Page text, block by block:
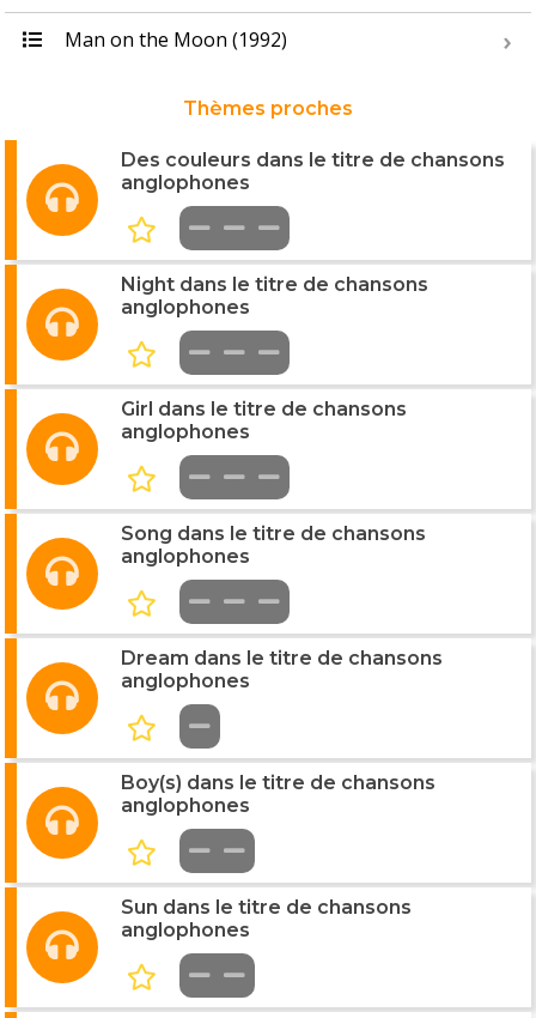
Man on the Moon (1992)
Thèmes proches
Des couleurs dans le titre de chansons
anglophones
Night dans le titre de chansons
anglophones
Girl dans le titre de chansons
anglophones
Song dans le titre de chansons
anglophones
Dream dans le titre de chansons
anglophones
Boy(s) dans le titre de chansons
anglophones
Sun dans le titre de chansons
anglophones